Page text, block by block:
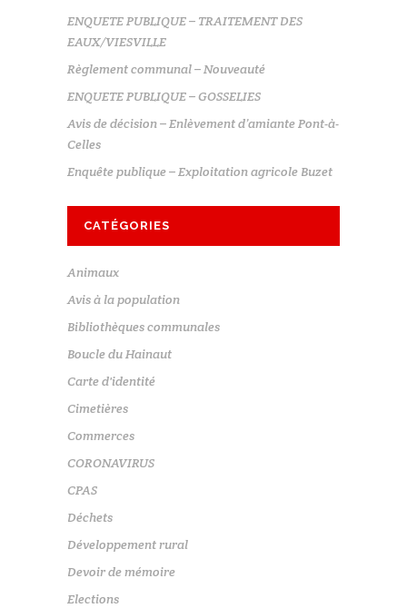
ENQUETE PUBLIQUE – TRAITEMENT DES
EAUX/VIESVILLE
Règlement communal – Nouveauté
ENQUETE PUBLIQUE – GOSSELIES
Avis de décision – Enlèvement d’amiante Pont-à-
Celles
Enquête publique – Exploitation agricole Buzet
CATÉGORIES
Animaux
Avis à la population
Bibliothèques communales
Boucle du Hainaut
Carte d'identité
Cimetières
Commerces
CORONAVIRUS
CPAS
Déchets
Développement rural
Devoir de mémoire
Elections